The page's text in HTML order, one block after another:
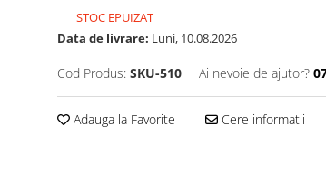
STOC EPUIZAT
Data de livrare: Luni, 10.08.2026
Cod Produs: SKU-510 Ai nevoie de ajutor?
Adauga la Favorite Cere informatii